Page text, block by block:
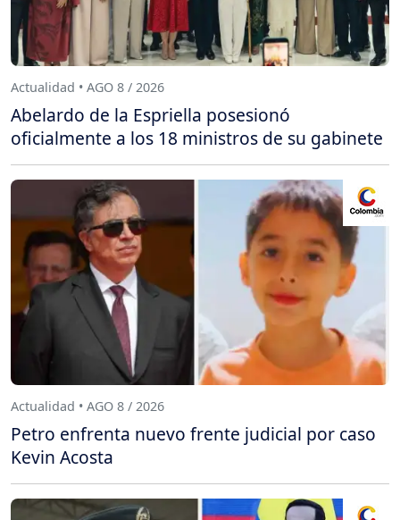
Actualidad • AGO 8 / 2026
Abelardo de la Espriella posesionó
oficialmente a los 18 ministros de su gabinete
Actualidad • AGO 8 / 2026
Petro enfrenta nuevo frente judicial por caso
Kevin Acosta